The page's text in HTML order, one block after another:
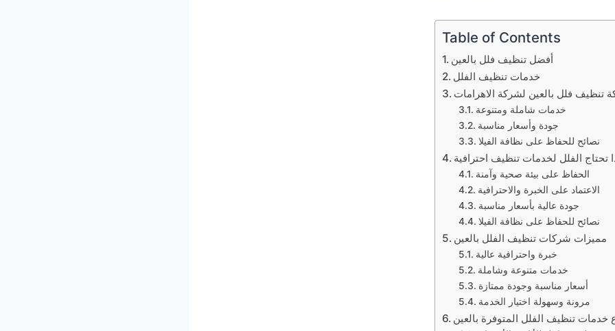
Table of Contents
أفضل تنظيف فلل بالعين
خدمات تنظيف الفلل
تنظيف فلل بالعين لشركة الاهرامات
خدمات شاملة ومتنوعة
جودة وأسعار مناسبة
نصائح للحفاظ على نظافة الفيلا
تحتاج الفلل لخدمات تنظيف احترافية
الحفاظ على بيئة صحية وآمنة
الاعتماد على الخبرة والاحترافية
جودة عالية بأسعار مناسبة
نصائح للحفاظ على نظافة الفيلا
مميزات شركات تنظيف الفلل بالعين
خبرة واحترافية عالية
خدمات متنوعة وشاملة
أسعار مناسبة وجودة ممتازة
مرونة وسهولة اختيار الخدمة
خدمات تنظيف الفلل المتوفرة بالعين